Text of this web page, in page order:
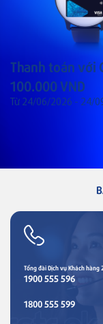
Thanh toán với
100.000 VND
Từ 24/06/2026 - 24/
Tổng đài Dịch vụ Khách hàng
1900 555 596
1800 555 599